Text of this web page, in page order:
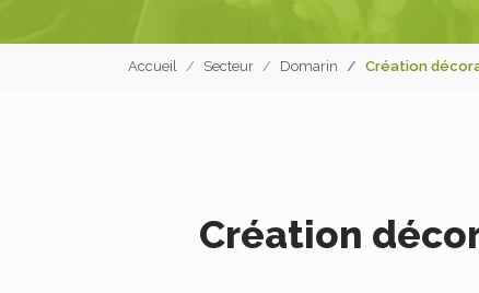
Accueil Secteur Domarin Création
Création